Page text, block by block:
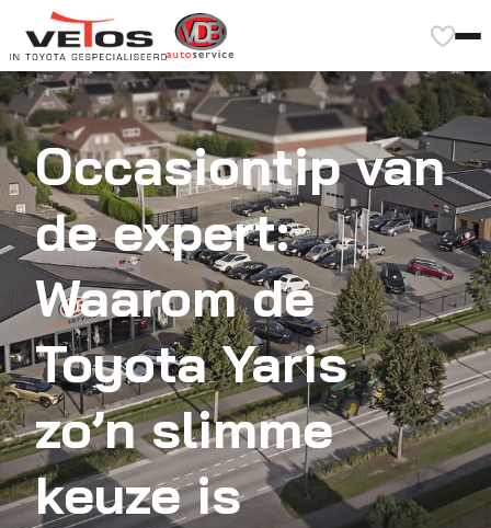
Occasiontip van
de expert:
Waarom de
Toyota Yaris
zo’n slimme
keuze is